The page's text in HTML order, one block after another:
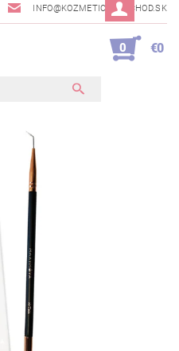
INFO@KOZMETICKYOBCHOD.SK
0 €0